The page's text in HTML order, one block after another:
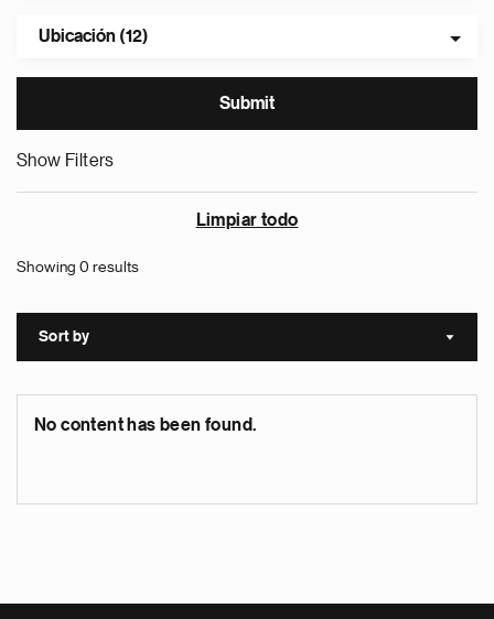
Ubicación (12)
Show Filters
Limpiar todo
Showing 0 results
Sort by Sort
No content has been found.